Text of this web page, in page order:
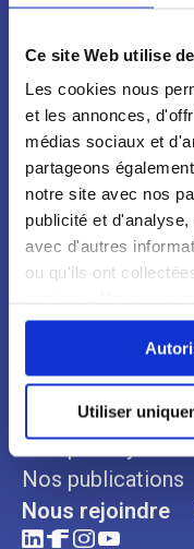
Ce site Web utilise
Les cookies nous
et les annonces,
médias sociaux et
partageons
notre site avec nos
publicité et
avec d'autres
ou qu'ils ont
continuez à utiliser
Utiliser
Qui sommes-
Notre
Notre histoire
Nos
Nos plaidoyers
Nos publications
Nous rejoindre